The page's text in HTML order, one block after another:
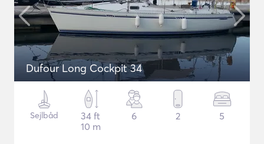
Dufour Long Cockpit 34
Sejlbåd
34 ft
10 m
6 2 5